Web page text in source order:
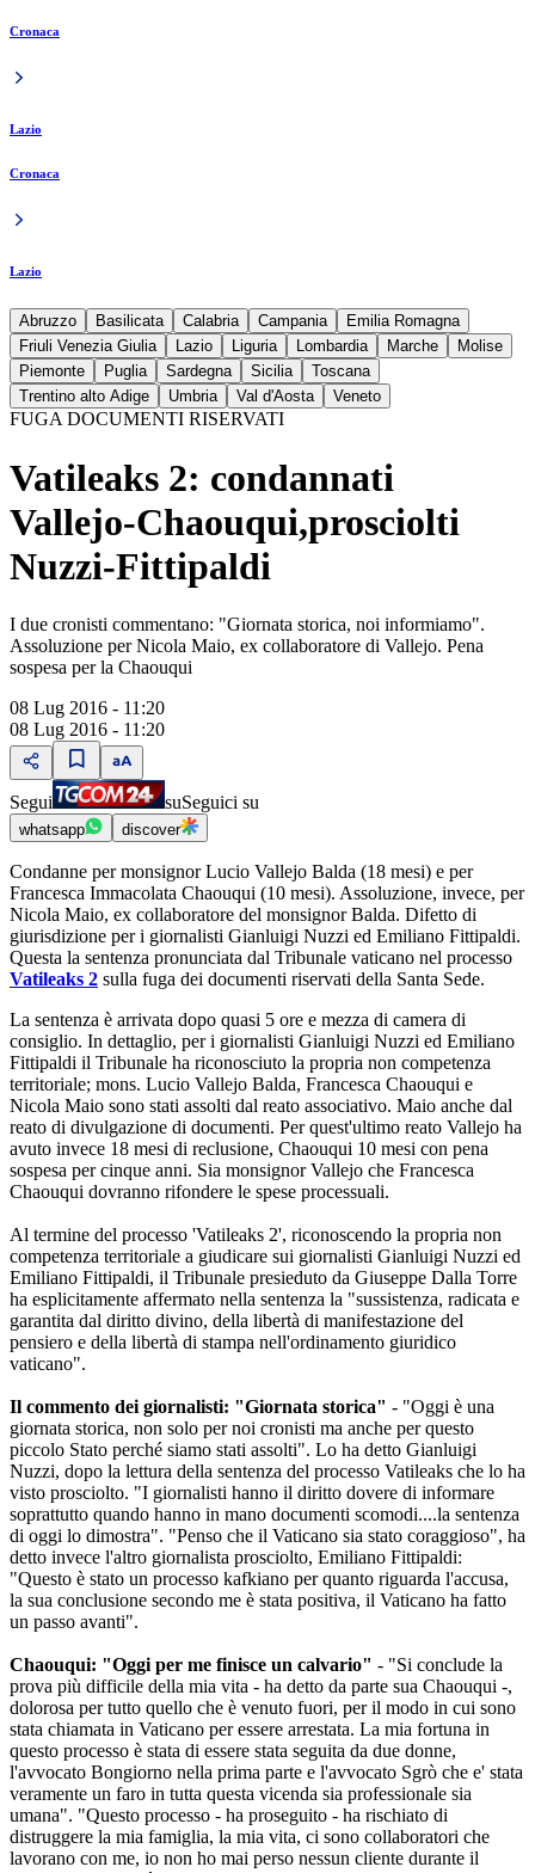
Cronaca
Lazio
Cronaca
Lazio
Abruzzo Basilicata Calabria Campania
Emilia Romagna
Friuli Venezia Giulia
Lazio Liguria Lombardia Marche
Molise
Piemonte
Puglia Sardegna Sicilia
Toscana
Trentino alto Adige
Umbria Val d'Aosta Veneto
FUGA DOCUMENTI RISERVATI
Vatileaks 2: condannati
Vallejo-Chaouqui,prosciolti
Nuzzi-Fittipaldi
I due cronisti commentano: "Giornata storica, noi informiamo".
Assoluzione per Nicola Maio, ex collaboratore di Vallejo. Pena
sospesa per la Chaouqui
08 Lug 2016 - 11:20
08 Lug 2016 - 11:20
Segui suSeguici su
whatsapp discover
Condanne per monsignor Lucio Vallejo Balda (18 mesi) e per
Francesca Immacolata Chaouqui (10 mesi). Assoluzione, invece, per
Nicola Maio, ex collaboratore del monsignor Balda. Difetto di
giurisdizione per i giornalisti Gianluigi Nuzzi ed Emiliano Fittipaldi.
Questa la sentenza pronunciata dal Tribunale vaticano nel processo
Vatileaks 2 sulla fuga dei documenti riservati della Santa Sede.
La sentenza è arrivata dopo quasi 5 ore e mezza di camera di
consiglio. In dettaglio, per i giornalisti Gianluigi Nuzzi ed Emiliano
Fittipaldi il Tribunale ha riconosciuto la propria non competenza
territoriale; mons. Lucio Vallejo Balda, Francesca Chaouqui e
Nicola Maio sono stati assolti dal reato associativo. Maio anche dal
reato di divulgazione di documenti. Per quest'ultimo reato Vallejo ha
avuto invece 18 mesi di reclusione, Chaouqui 10 mesi con pena
sospesa per cinque anni. Sia monsignor Vallejo che Francesca
Chaouqui dovranno rifondere le spese processuali.
Al termine del processo 'Vatileaks 2', riconoscendo la propria non
competenza territoriale a giudicare sui giornalisti Gianluigi Nuzzi ed
Emiliano Fittipaldi, il Tribunale presieduto da Giuseppe Dalla Torre
ha esplicitamente affermato nella sentenza la "sussistenza, radicata e
garantita dal diritto divino, della libertà di manifestazione del
pensiero e della libertà di stampa nell'ordinamento giuridico
vaticano".
Il commento dei giornalisti: "Giornata storica" - "Oggi è una
giornata storica, non solo per noi cronisti ma anche per questo
piccolo Stato perché siamo stati assolti". Lo ha detto Gianluigi
Nuzzi, dopo la lettura della sentenza del processo Vatileaks che lo ha
visto prosciolto. "I giornalisti hanno il diritto dovere di informare
soprattutto quando hanno in mano documenti scomodi....la sentenza
di oggi lo dimostra". "Penso che il Vaticano sia stato coraggioso", ha
detto invece l'altro giornalista prosciolto, Emiliano Fittipaldi:
"Questo è stato un processo kafkiano per quanto riguarda l'accusa,
la sua conclusione secondo me è stata positiva, il Vaticano ha fatto
un passo avanti".
Chaouqui: "Oggi per me finisce un calvario" - "Si conclude la
prova più difficile della mia vita - ha detto da parte sua Chaouqui -,
dolorosa per tutto quello che è venuto fuori, per il modo in cui sono
stata chiamata in Vaticano per essere arrestata. La mia fortuna in
questo processo è stata di essere stata seguita da due donne,
l'avvocato Bongiorno nella prima parte e l'avvocato Sgrò che e' stata
veramente un faro in tutta questa vicenda sia professionale sia
umana". "Questo processo - ha proseguito - ha rischiato di
distruggere la mia famiglia, la mia vita, ci sono collaboratori che
lavorano con me, io non ho mai perso nessun cliente durante il